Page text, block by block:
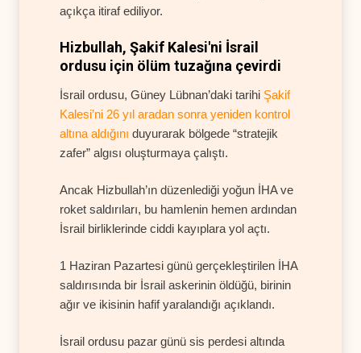
açıkça itiraf ediliyor.
Hizbullah, Şakif Kalesi'ni İsrail
ordusu için ölüm tuzağına çevirdi
İsrail ordusu, Güney Lübnan’daki tarihi Şakif
Kalesi’ni 26 yıl aradan sonra yeniden kontrol
altına aldığını duyurarak bölgede “stratejik
zafer” algısı oluşturmaya çalıştı.
Ancak Hizbullah’ın düzenlediği yoğun İHA ve
roket saldırıları, bu hamlenin hemen ardından
İsrail birliklerinde ciddi kayıplara yol açtı.
1 Haziran Pazartesi günü gerçekleştirilen İHA
saldırısında bir İsrail askerinin öldüğü, birinin
ağır ve ikisinin hafif yaralandığı açıklandı.
İsrail ordusu pazar günü sis perdesi altında